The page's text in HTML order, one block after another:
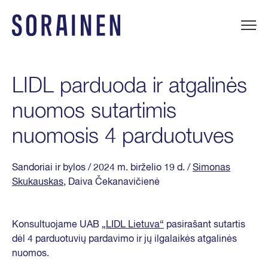
eiti
LIDL parduoda ir atgalinės
nuomos sutartimis
nuomosis 4 parduotuves
Sandoriai ir bylos / 2024 m. birželio 19 d. / Simonas
Skukauskas, Daiva Čekanavičienė
Konsultuojame UAB „LIDL Lietuva“ pasirašant sutartis
dėl 4 parduotuvių pardavimo ir jų ilgalaikės atgalinės
nuomos.